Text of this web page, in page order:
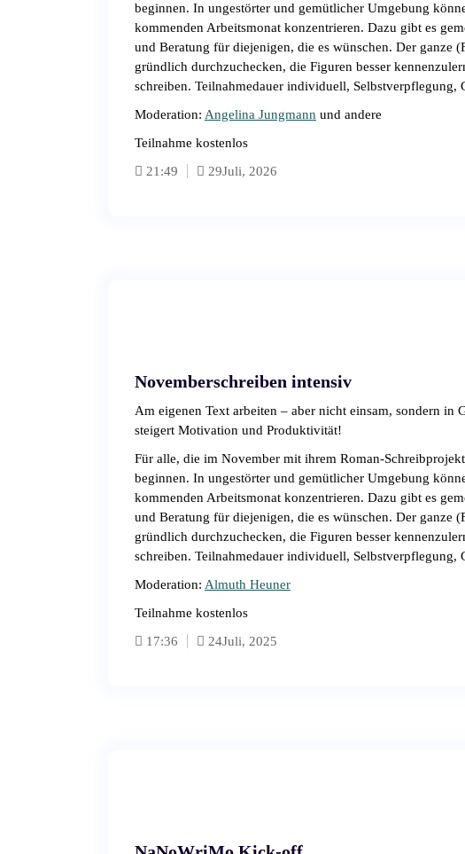
beginnen. In ungestörter und gemütlicher Umgebung
kommenden Arbeitsmonat konzentrieren. Dazu gibt es
und Beratung für diejenigen, die es wünschen. Der ganze
gründlich durchzuchecken, die Figuren besser
schreiben. Teilnahmedauer individuell, Selbstverpflegung,
Moderation: Angelina Jungmann und andere
Teilnahme kostenlos
21:49
29Juli, 2026
Novemberschreiben intensiv
Am eigenen Text arbeiten – aber nicht einsam, sondern in
steigert Motivation und Produktivität!
Für alle, die im November mit ihrem Roman-
beginnen. In ungestörter und gemütlicher Umgebung
kommenden Arbeitsmonat konzentrieren. Dazu gibt es
und Beratung für diejenigen, die es wünschen. Der ganze
gründlich durchzuchecken, die Figuren besser
schreiben. Teilnahmedauer individuell, Selbstverpflegung,
Moderation: Almuth Heuner
Teilnahme kostenlos
17:36
24Juli, 2025